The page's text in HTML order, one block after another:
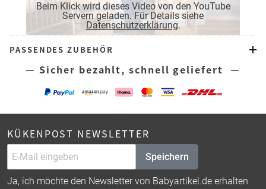
Beim Klick wird dieses Video von den YouTube
Servern geladen. Für Details siehe
Datenschutzerklärung.
PASSENDES ZUBEHÖR
— Sicher bezahlt, schnell geliefert —
KÜKENPOST NEWSLETTER
Speichern
Ja, ich möchte den Newsletter von Babyartikel.de erhalten